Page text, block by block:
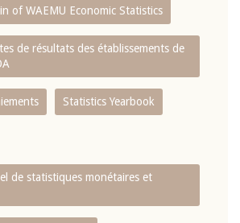
of WAEMU Economic Statistics
de résultats des établissements de
Statistics Yearbook
de statistiques monétaires et